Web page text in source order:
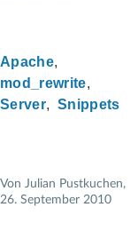
Apache
mod_rewrite
Server
Snippets
Von Julian Pustkuchen,
26. September 2010